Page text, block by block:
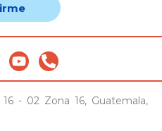
- 02 Zona 16, Guatemala,